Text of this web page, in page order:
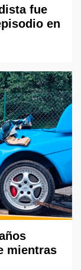
fue
en
mientras